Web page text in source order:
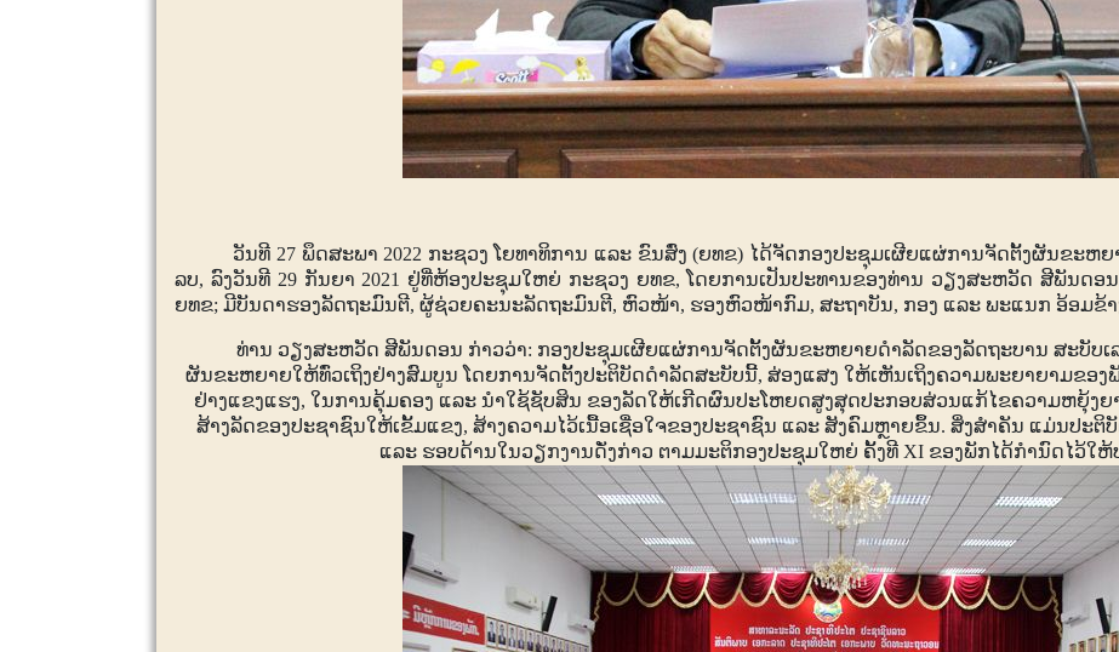
ວັນທີ 27ພຶດສະພາ 2022 ກະຊວງ ໂຍທາທິການ ແລະ ຂົນສົ່ງ (ຍທຂ) ໄດ້ຈັດກອງປະຊຸມເຜີຍແຜ່ການຈັດຕັ້ງຜັນຂະຫ
ລບ, ລົງວັນທີ 29ກັນຍາ 2021 ຢູ່ທີ່ຫ້ອງປະຊຸມໃຫຍ່ ກະຊວງ ຍທຂ, ໂດຍການເປັນປະທານຂອງທ່ານ ວຽງສະຫວັດ ສີພັນດອ
ຍທຂ; ມີບັນດາຮອງລັດຖະມົນຕີ, ຜູ້ຊ່ວຍຄະນະລັດຖະມົນຕີ, ຫົວໜ້າ, ຮອງຫົວໜ້າກົມ, ສະຖາບັນ, ກອງ ແລະ ພະແນກ ອ້ອມຂ້າ
ທ່ານ ວຽງສະຫວັດ ສີພັນດອນ ກ່າວວ່າ: ກອງປະຊຸມເຜີຍແຜ່ການຈັດຕັ້ງຜັນຂະຫຍາຍດຳລັດຂອງລັດຖະບານ ສະບັບເ
ຜັນຂະຫຍາຍໃຫ້ທົ່ວເຖິງຢ່າງສົມບູນ ໂດຍການຈັດຕັ້ງປະຕິບັດດຳລັດສະບັບນີ້, ສ່ອງແສງ ໃຫ້ເຫັນເຖິງຄວາມພະຍາຍາມຂອ
ຢ່າງແຂງແຮງ, ໃນການຄຸ້ມຄອງ ແລະ ນຳໃຊ້ຊັບສິນ ຂອງລັດໃຫ້ເກີດຜົນປະໂຫຍດສູງສຸດປະກອບສ່ວນແກ້ໄຂຄວາມຫຍຸ້ງຍ
ສ້າງລັດຂອງປະຊາຊົນໃຫ້ເຂັ້ມແຂງ, ສ້າງຄວາມໄວ້ເນື້ອເຊື່ອໃຈຂອງປະຊາຊົນ ແລະ ສັງຄົມຫຼາຍຂຶ້ນ. ສິ່ງສຳຄັນ ແມ່ນປະຕິ
ແລະ ຮອບດ້ານໃນວຽກງານດັ່ງກ່າວ ຕາມມະຕິກອງປະຊຸມໃຫຍ່ ຄັ້ງທີ XI ຂອງພັກໄດ້ກຳນົດໄວ້ໃຫ້